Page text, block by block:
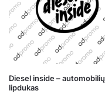
Diesel inside – automobilių
lipdukas